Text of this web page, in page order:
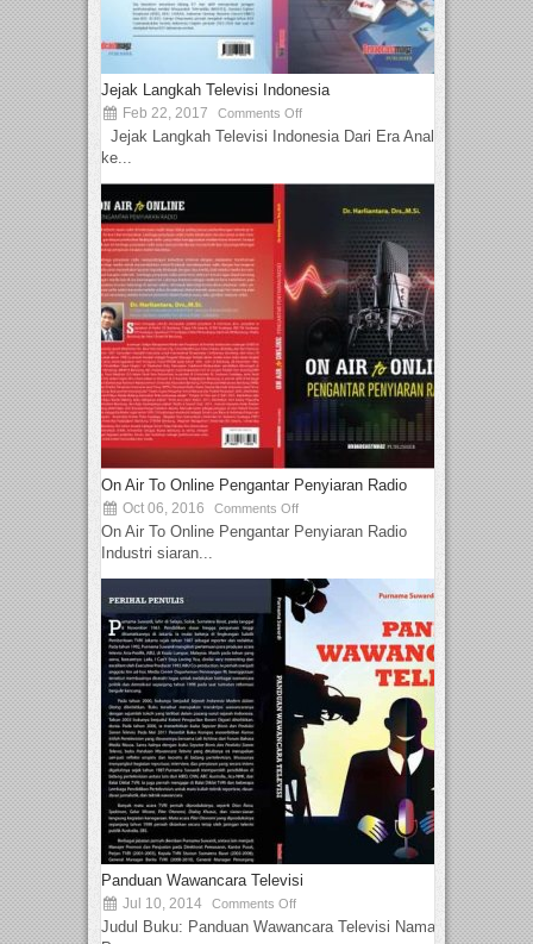
Jejak Langkah Televisi Indonesia
Feb 22, 2017 Comments Off
Jejak Langkah Televisi Indonesia Dari Era Analog
ke...
On Air To Online Pengantar Penyiaran Radio
Oct 06, 2016 Comments Off
On Air To Online Pengantar Penyiaran Radio
Industri siaran...
Panduan Wawancara Televisi
Jul 10, 2014 Comments Off
Judul Buku: Panduan Wawancara Televisi Nama